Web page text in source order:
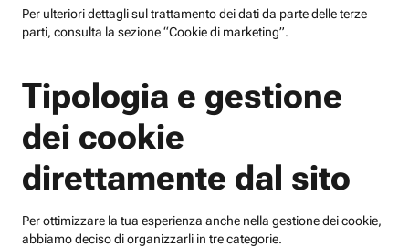
Per ulteriori dettagli sul trattamento dei dati da parte delle terze
parti, consulta la sezione “Cookie di marketing”.
Tipologia e gestione
dei cookie
direttamente dal sito
Per ottimizzare la tua esperienza anche nella gestione dei cookie,
abbiamo deciso di organizzarli in tre categorie.